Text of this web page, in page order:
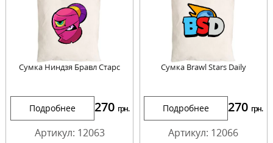
Сумка Ниндзя Бравл Старс
Подробнее 270 грн.
Артикул: 12063
Сумка Brawl Stars Daily
Подробнее 270 грн.
Артикул: 12066